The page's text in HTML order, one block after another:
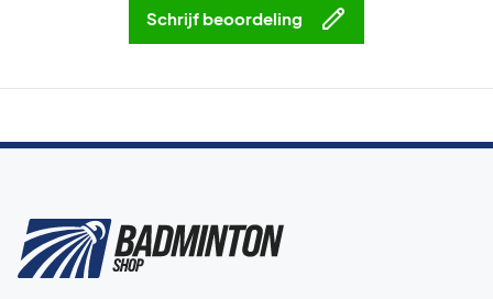
Schrijf beoordeling